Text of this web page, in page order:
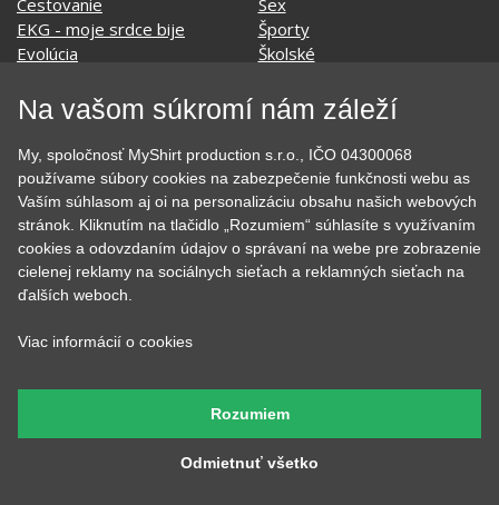
Cestovanie
EKG - moje srdce bije
Evolúcia
Geek
Hudobné
Jedlo, pitie a relax
Kvetiny
Láska
Sex
Športy
Školské
Vianoce a Veľká noc
Významné dni
Zvierata
MyShirt
Na vašom súkromí nám záleží
My, spoločnosť MyShirt production s.r.o., IČO 04300068
používame súbory cookies na zabezpečenie funkčnosti webu as
Vaším súhlasom aj oi na personalizáciu obsahu našich webových
stránok. Kliknutím na tlačidlo „Rozumiem“ súhlasíte s využívaním
cookies a odovzdaním údajov o správaní na webe pre zobrazenie
cielenej reklamy na sociálnych sieťach a reklamných sieťach na
ďalších weboch.
Viac informácií o cookies
Odmietnuť všetko
Rozumiem